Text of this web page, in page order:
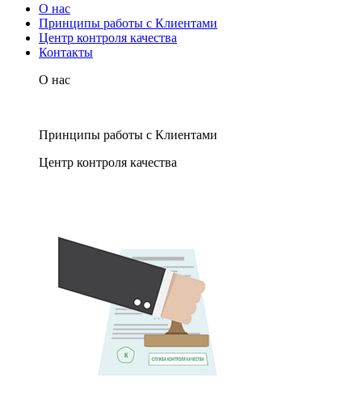
О нас
Принципы работы с Клиентами
Центр контроля качества
Контакты
О нас
Принципы работы с Клиентами
Центр контроля качества